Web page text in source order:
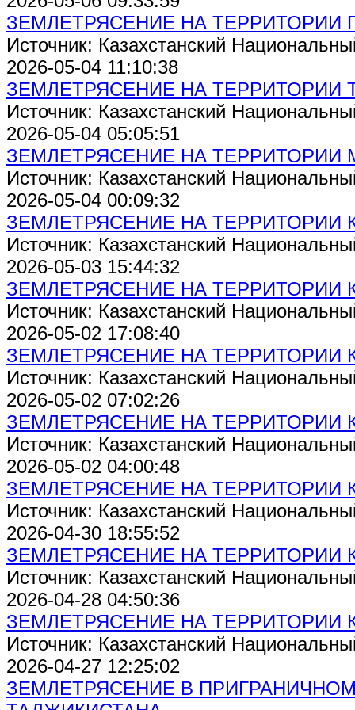
ЗЕМЛЕТРЯСЕНИЕ НА ТЕРРИТОРИИ
Источник: Казахстанский
2026-05-04 11:10:38
ЗЕМЛЕТРЯСЕНИЕ НА ТЕРРИТОРИИ
Источник: Казахстанский
2026-05-04 05:05:51
ЗЕМЛЕТРЯСЕНИЕ НА ТЕРРИТОРИИ
Источник: Казахстанский
2026-05-04 00:09:32
ЗЕМЛЕТРЯСЕНИЕ НА ТЕРРИТОРИИ
Источник: Казахстанский
2026-05-03 15:44:32
ЗЕМЛЕТРЯСЕНИЕ НА ТЕРРИТОРИИ
Источник: Казахстанский
2026-05-02 17:08:40
ЗЕМЛЕТРЯСЕНИЕ НА ТЕРРИТОРИИ
Источник: Казахстанский
2026-05-02 07:02:26
ЗЕМЛЕТРЯСЕНИЕ НА ТЕРРИТОРИИ
Источник: Казахстанский
2026-05-02 04:00:48
ЗЕМЛЕТРЯСЕНИЕ НА ТЕРРИТОРИИ
Источник: Казахстанский
2026-04-30 18:55:52
ЗЕМЛЕТРЯСЕНИЕ НА ТЕРРИТОРИИ
Источник: Казахстанский
2026-04-28 04:50:36
ЗЕМЛЕТРЯСЕНИЕ НА ТЕРРИТОРИИ
Источник: Казахстанский
2026-04-27 12:25:02
ЗЕМЛЕТРЯСЕНИЕ В